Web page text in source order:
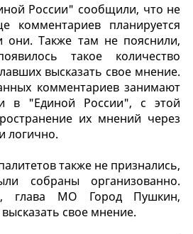
России" сообщили, что не
комментариев планируется
они. Также там не пояснили,
такое количество
высказать свое мнение.
комментариев занимают
в "Единой России", с этой
их мнений через
логично.
также не признались,
собраны организованно.
глава МО Город Пушкин,
свое мнение.